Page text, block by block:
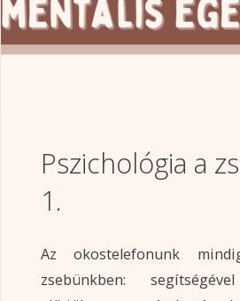
Pszichológia a
1.
Az okostelefonunk
zsebünkben: